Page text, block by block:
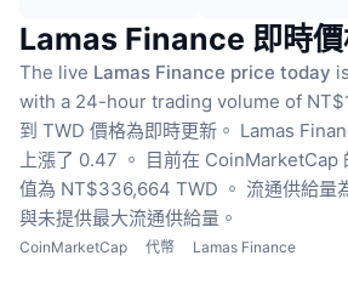
Lamas Finance 即時價
The live Lamas Finance price today
with a 24-hour trading volume of
到 TWD 價格為即時更新。 Lamas
上漲了 0.47 。
目前在 CoinMarketCap
值為 NT$336,664 TWD 。 流通供給量
與未提供最大流通供給量。
CoinMarketCap 代幣 Lamas Finance